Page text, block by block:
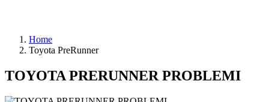
Home
Toyota PreRunner
TOYOTA PRERUNNER PROBLEMI